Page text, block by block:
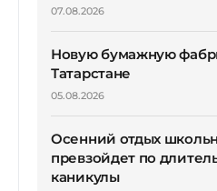
07.08.2026
Новую бумажную
Татарстане
05.08.2026
Осенний отдых
превзойдет по
каникулы